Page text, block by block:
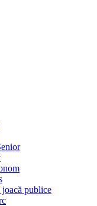
publice